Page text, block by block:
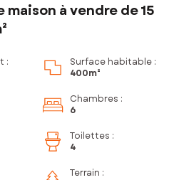
à vendre de 15
:
Surface habitable :
400m²
Chambres :
6
Toilettes :
4
Terrain :